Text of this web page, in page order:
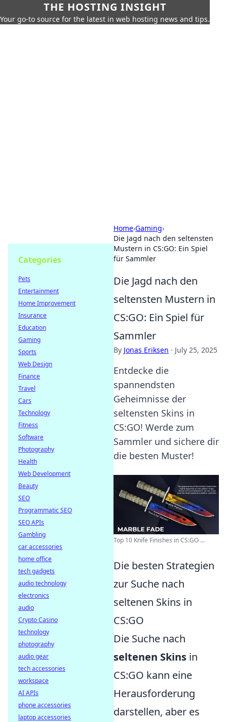
THE HOSTING INSIGHT
Your go-to source for the latest in web hosting news and tips.
Home›Gaming›
Die Jagd nach den seltensten
Mustern in CS:GO: Ein Spiel
für Sammler
Die Jagd nach den
seltensten Mustern in
CS:GO: Ein Spiel für
Sammler
By Jonas Eriksen · July 25, 2025
Entdecke die
spannendsten
Geheimnisse der
seltensten Skins in
CS:GO! Werde zum
Sammler und sichere dir
die besten Muster!
Top 10 Knife Finishes in CS:GO ...
Die besten Strategien
zur Suche nach
seltenen Skins in
CS:GO
Die Suche nach
seltenen Skins in
CS:GO kann eine
Herausforderung
darstellen, aber es
Categories
Pets
Entertainment
Home Improvement
Insurance
Education
Gaming
Sports
Web Design
Finance
Travel
Cars
Technology
Fitness
Software
Photography
Health
Web Development
Beauty
SEO
Programmatic SEO
SEO APIs
Gambling
car accessories
home office
tech gadgets
audio technology
electronics
audio
Crypto Casino
technology
photography
audio gear
tech accessories
workspace
AI APIs
phone accessories
laptop accessories